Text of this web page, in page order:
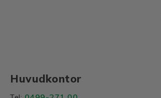
Huvudkontor